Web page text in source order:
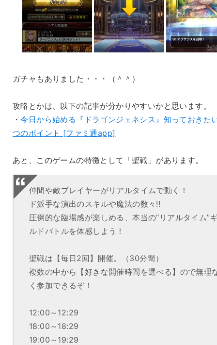
ガチャもありました・・・（＾＾）
攻略とかは、以下の記事が分かりやすいかと思います。
・今日から始める『ドラゴンジェネシス』知っておきた
つのポイント [ファミ通app]
あと、このゲームの特徴として「聖戦」があります。
仲間や敵プレイヤーがリアルタイムで動く！
ド派手な演出のスキルや魔法の数々!!
圧倒的な臨場感が楽しめる、本当の“リアルタイム”
ルドバトルを体感しよう！
聖戦は【毎日2回】開催。（30分間）
複数の中から【好きな開催時間を選べる】ので無理
く参加できるぞ！
12:00～12:29
18:00～18:29
19:00～19:29